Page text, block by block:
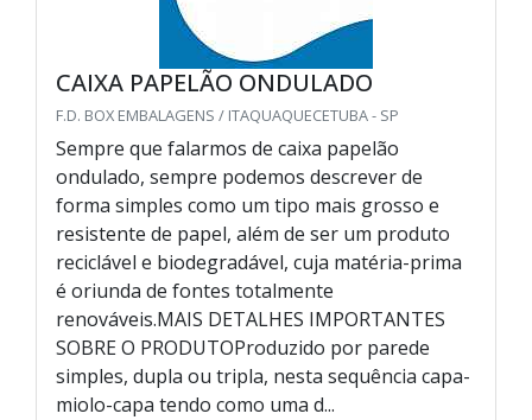
CAIXA PAPELÃO ONDULADO
F.D. BOX EMBALAGENS / ITAQUAQUECETUBA - SP
Sempre que falarmos de caixa papelão
ondulado, sempre podemos descrever de
forma simples como um tipo mais grosso e
resistente de papel, além de ser um produto
reciclável e biodegradável, cuja matéria-prima
é oriunda de fontes totalmente
renováveis.MAIS DETALHES IMPORTANTES
SOBRE O PRODUTOProduzido por parede
simples, dupla ou tripla, nesta sequência capa-
miolo-capa tendo como uma d...